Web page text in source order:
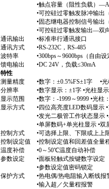
•触点容量（阻性负载）
•可控硅过零触发脉冲输出（
•固态继电器控制信号输出（
•可控硅过零触发输出—双向可
通讯输出 •标准串行通讯接口
通讯方式 •RS-232C，RS-485
波特率 •300bps～9600bps（自由设
馈电输出 •DC 24V，负载≤30mA
特性
测量精度 •数字：±0.5%FS±1字 •光
分辨率 •数字显示：±1字 •光柱显示
显示范围 •数字：-1999～9999 •光柱
显示方式 •四位高亮度LED数码显示
•发光二极管工作状态显示 •单
•单屏数码+单光柱显示 •双屏
控制方式 •可选择上限、下限或上上
控制设定值 •控制设定值和回差值全量
温度补偿 •0～50℃温度自动补偿
参数设定 •面板轻触式按键数字设定
•参数设定值密码锁定
保护方式 •热电偶/热电阻输入断线报
•输入超／欠量程报警 •输